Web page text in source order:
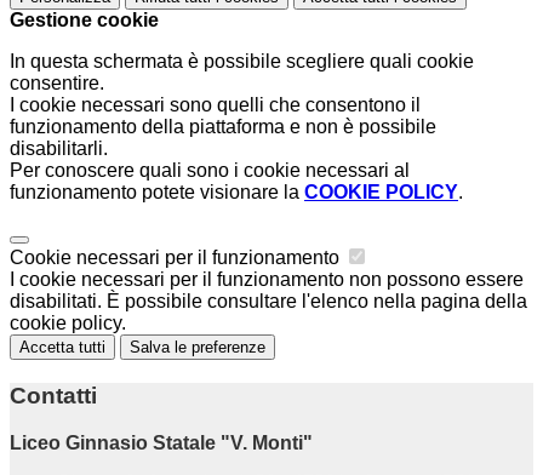
Gestione cookie
In questa schermata è possibile scegliere quali cookie
consentire.
I cookie necessari sono quelli che consentono il
funzionamento della piattaforma e non è possibile
disabilitarli.
Per conoscere quali sono i cookie necessari al
funzionamento potete visionare la COOKIE POLICY.
Cookie necessari per il funzionamento
I cookie necessari per il funzionamento non possono essere
disabilitati. È possibile consultare l'elenco nella pagina della
cookie policy.
Accetta tutti Salva le preferenze
Contatti
Liceo Ginnasio Statale "V. Monti"